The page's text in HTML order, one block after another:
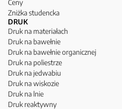
Ceny
Zniżka studencka
DRUK
Druk na materiałach
Druk na bawełnie
Druk na bawełnie organicznej
Druk na poliestrze
Druk na jedwabiu
Druk na wiskozie
Druk na lnie
Druk reaktywny